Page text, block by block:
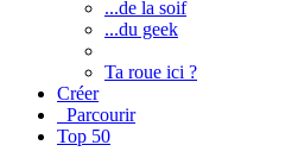
...de la soif
...du geek
Ta roue ici ?
Créer
Parcourir
Top 50